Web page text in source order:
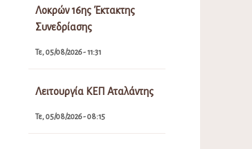
Λοκρών 16ης Έκτακτης
Συνεδρίασης
Τε, 05/08/2026 - 11:31
Λειτουργία ΚΕΠ Αταλάντης
Τε, 05/08/2026 - 08:15